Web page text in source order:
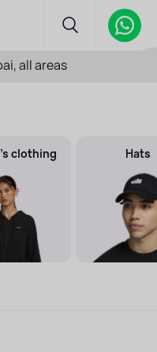
all areas
clothing Hats